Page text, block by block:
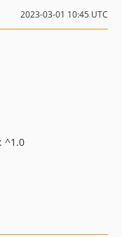
2023-03-01 10:45 UTC
: ^1.0